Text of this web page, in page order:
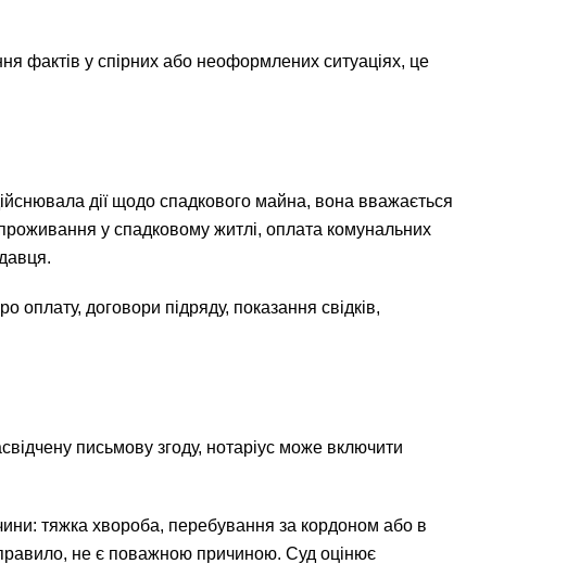
фактів у спірних або неоформлених ситуаціях, це
дії щодо спадкового майна, вона вважається
у спадковому житлі, оплата комунальних
договори підряду, показання свідків,
письмову згоду, нотаріус може включити
тяжка хвороба, перебування за кордоном або в
не є поважною причиною. Суд оцінює